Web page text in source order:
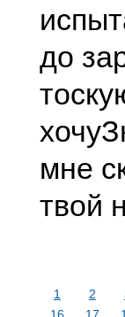
до
хочу
мне
твой
1 2